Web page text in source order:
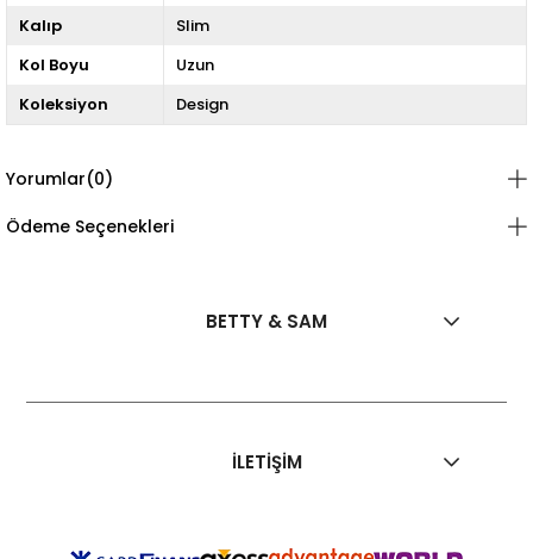
Kalıp
Slim
Kol Boyu
Uzun
Koleksiyon
Design
Yorumlar(0)
Ödeme Seçenekleri
BETTY & SAM
İLETİŞİM